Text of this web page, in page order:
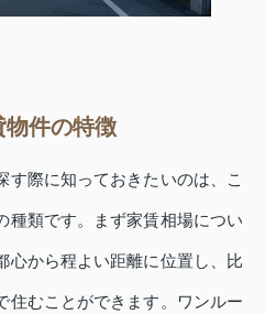
物件の特徴
す際に知っておきたいのは、こ
種類です。まず家賃相場につい
心から程よい距離に位置し、比
住むことができます。ワンルー